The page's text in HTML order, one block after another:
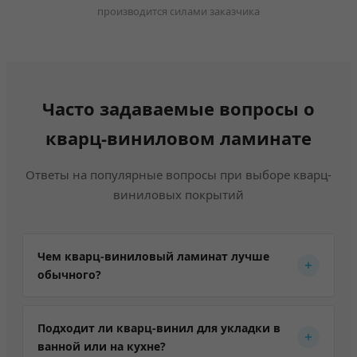
производится силами заказчика
Часто задаваемые вопросы о
кварц-виниловом ламинате
Ответы на популярные вопросы при выборе кварц-
виниловых покрытий
Чем кварц-виниловый ламинат лучше
обычного?
покрытий) — 100% влагостойкость.В отличие
от классического ламината из HDF-плиты, он не
Подходит ли кварц-винил для укладки в
ванной или на кухне?